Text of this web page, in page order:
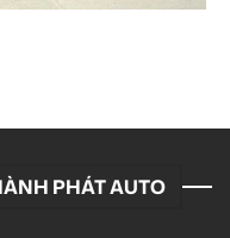
PHÁT AUTO